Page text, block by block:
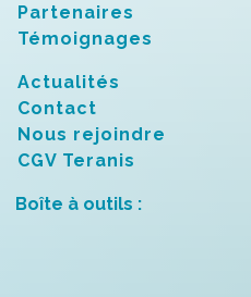
Partenaires
Témoignages
Actualités
Contact
Nous rejoindre
CGV Teranis
Boîte à outils :